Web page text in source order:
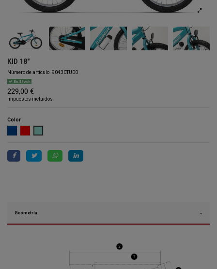
KID 18"
Número de artículo .90430TU00
En Stock
229,00 €
Impuestos incluidos
Color
Geometría